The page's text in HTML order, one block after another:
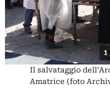
1
Il salvataggio
Amatrice (foto